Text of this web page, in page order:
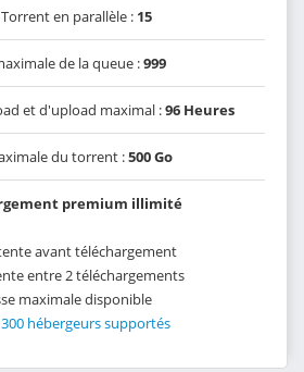
en parallèle : 15
de la queue :999
et d'upload maximal :96 Heures
du torrent :500 Go
premium illimité
avant téléchargement
entre 2 téléchargements
maximale disponible
hébergeurs supportés